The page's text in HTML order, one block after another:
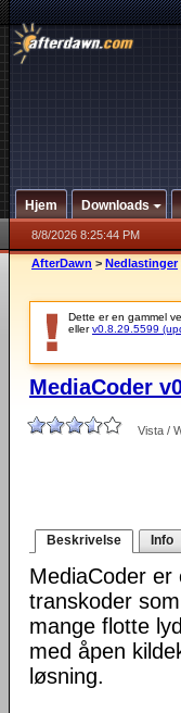
Hjem Downloads
8/8/2026 8:25:44 PM
AfterDawn > Nedlastinger
Dette er en gammel
ellerv0.8.29.5599
MediaCoder
Vista /
Beskrivelse Info
MediaCoder er
transkoder
mange flotte
med åpen
løsning.